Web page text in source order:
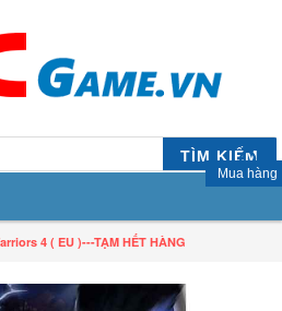
TÌM KIẾM
Mua hàng
4 ( EU )---TẠM HẾT HÀNG